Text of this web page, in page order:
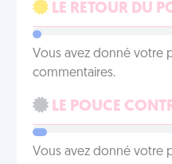
LE RETOUR DU
Vous avez donné votre
commentaires.
LE POUCE
Vous avez donné votre